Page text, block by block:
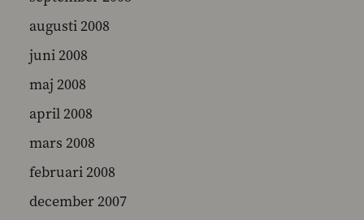
augusti 2008
juni 2008
maj 2008
april 2008
mars 2008
februari 2008
december 2007